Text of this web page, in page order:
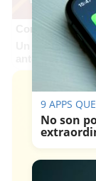
Corepunk
Un verdadero
antes, pero
9 APPS
No son